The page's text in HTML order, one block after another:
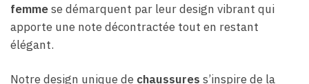
femmese démarquent par leur design vibrant qui
apporte une note décontractée tout en restant
élégant.
Notre design unique de chaussures s’inspire de la